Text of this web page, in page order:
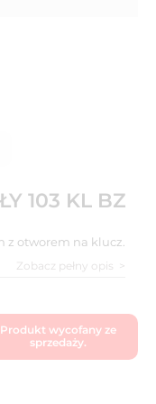
103 KL BZ
z otworem na klucz.
Zobacz pełny opis
Produkt wycofany ze
sprzedaży.